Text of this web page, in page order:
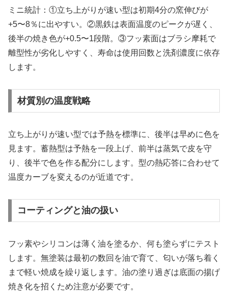
ミニ統計：①立ち上がりが速い型は初期4分の窯伸びが
+5〜8％に出やすい。②黒鉄は表面温度のピークが遅く、
後半の焼き色が+0.5〜1段階。③フッ素面はブラシ摩耗で
離型性が劣化しやすく、寿命は使用回数と洗剤濃度に依存
します。
材質別の温度戦略
立ち上がりが速い型では予熱を標準に、後半は早めに色を
見ます。蓄熱型は予熱を一段上げ、前半は蒸気で皮を守
り、後半で色を作る配分にします。型の熱応答に合わせて
温度カーブを変えるのが近道です。
コーティングと油の扱い
フッ素やシリコンは薄く油を塗るか、何も塗らずにテスト
します。無塗装は最初の数回を油で育て、匂いが落ち着く
まで軽い焼成を繰り返します。油の塗り過ぎは底面の揚げ
焼き化を招くため注意が必要です。